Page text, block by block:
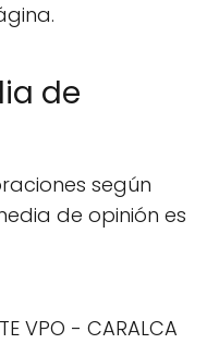
de
según
de opinión es
VPO - CARALCA